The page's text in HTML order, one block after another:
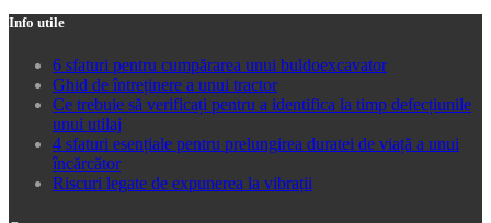
Info utile
6 sfaturi pentru cumpărarea unui buldoexcavator
Ghid de întreținere a unui tractor
Ce trebuie să verificați pentru a identifica la timp defecțiunile
unui utilaj
4 sfaturi esențiale pentru prelungirea duratei de viață a unui
încărcător
Riscuri legate de expunerea la vibrații